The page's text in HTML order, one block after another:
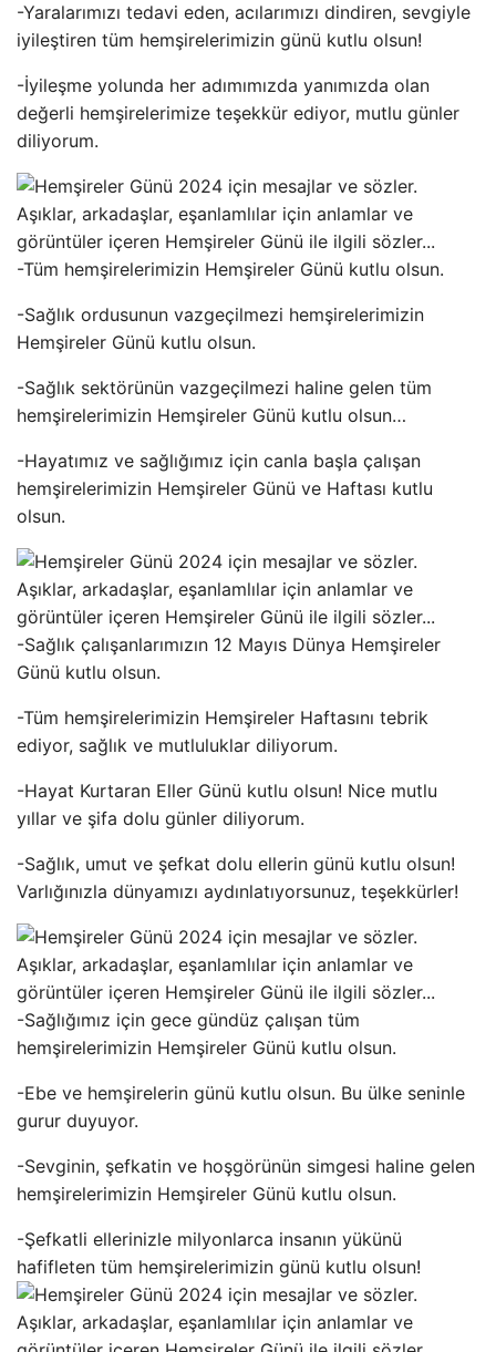
-Yaralarımızı tedavi eden, acılarımızı dindiren, sevgiyle
iyileştiren tüm hemşirelerimizin günü kutlu olsun!
-İyileşme yolunda her adımımızda yanımızda olan
değerli hemşirelerimize teşekkür ediyor, mutlu günler
diliyorum.
-Tüm hemşirelerimizin Hemşireler Günü kutlu olsun.
-Sağlık ordusunun vazgeçilmezi hemşirelerimizin
Hemşireler Günü kutlu olsun.
-Sağlık sektörünün vazgeçilmezi haline gelen tüm
hemşirelerimizin Hemşireler Günü kutlu olsun…
-Hayatımız ve sağlığımız için canla başla çalışan
hemşirelerimizin Hemşireler Günü ve Haftası kutlu
olsun.
-Sağlık çalışanlarımızın 12 Mayıs Dünya Hemşireler
Günü kutlu olsun.
-Tüm hemşirelerimizin Hemşireler Haftasını tebrik
ediyor, sağlık ve mutluluklar diliyorum.
-Hayat Kurtaran Eller Günü kutlu olsun! Nice mutlu
yıllar ve şifa dolu günler diliyorum.
-Sağlık, umut ve şefkat dolu ellerin günü kutlu olsun!
Varlığınızla dünyamızı aydınlatıyorsunuz, teşekkürler!
-Sağlığımız için gece gündüz çalışan tüm
hemşirelerimizin Hemşireler Günü kutlu olsun.
-Ebe ve hemşirelerin günü kutlu olsun. Bu ülke seninle
gurur duyuyor.
-Sevginin, şefkatin ve hoşgörünün simgesi haline gelen
hemşirelerimizin Hemşireler Günü kutlu olsun.
-Şefkatli ellerinizle milyonlarca insanın yükünü
hafifleten tüm hemşirelerimizin günü kutlu olsun!